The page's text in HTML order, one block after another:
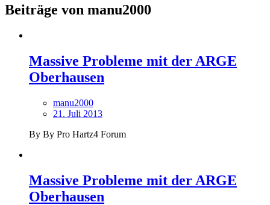
Beiträge von manu2000
Massive Probleme mit der ARGE
Oberhausen
manu2000
21. Juli 2013
By By Pro Hartz4 Forum
Massive Probleme mit der ARGE
Oberhausen